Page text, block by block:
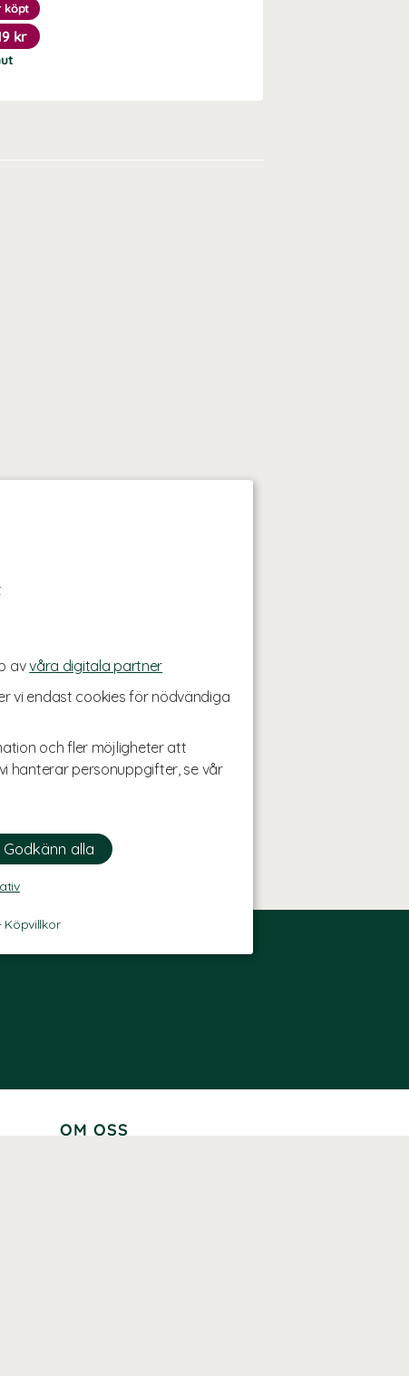
avvåra digitala partner
vi endast cookies för nödvändiga
och fler möjligheter att
hanterar personuppgifter, se vår
Köpvillkor
köpt
kr
OM OSS